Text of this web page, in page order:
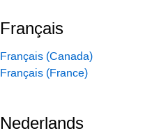
Français
Français (Canada)
Français (France)
Nederlands